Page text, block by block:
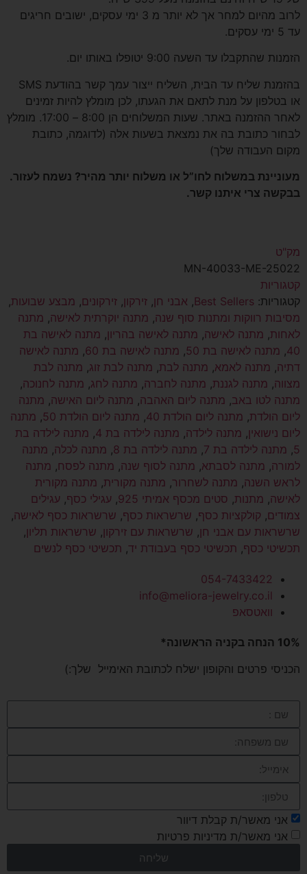
לרוב מהיום למחר אך לא יותר מ 3 ימי עסקים, ישובים חריגים
עד 5 ימי עסקים.
הזמנות שהתקבלו עד השעה 9:00 יטופלו באותו יום.
בהזמנת שליח עד הבית, השליח ייצור עמך קשר בהודעת SMS
או בטלפון על מנת לתאם את הגעתו, לכן מומלץ להיות זמינים
לאחר ההזמנה באתר. שעות המשלוחים הן 8:00 – 17:00. מומלץ
לבחור כתובת בה את נמצאת בשעות אלה (לדוגמה, כתובת
מקום העבודה שלך)
מעוניינת במשלוח לחו”ל או משלוח יותר מהיר? נשמח לעזור.
בבקשה צרי איתנו קשר.
מק"ט
MN-40033-ME-25022
קטגוריות
קטגוריות: Best Sellers
, אבני חן, זירקון, זירקונים, מבצע שבועות,
מסיבות רווקות ומתנות סוף שנה, מתנה יוקרתית לאישה, מתנה
לאחות, מתנה לאישה, מתנה לאישה בהריון, מתנה לאישה בת
40
, מתנה לאישה בת 50 , מתנה לאישה בת 60 , מתנה לאישה
דתיה, מתנה לאמא, מתנה לבת, מתנה לבת זוג, מתנה לבת
מצווה, מתנה לגננת, מתנה לחברה, מתנה לחג, מתנה לחנוכה,
מתנה לטו באב, מתנה ליום האהבה, מתנה ליום האישה, מתנה
ליום הולדת, מתנה ליום הולדת 40 , מתנה ליום הולדת 50 , מתנה
ליום נישואין, מתנה לילדה, מתנה לילדה בת 4 , מתנה לילדה בת
5
, מתנה לילדה בת 7 , מתנה לילדה בת 8 , מתנה לכלה, מתנה
למורה, מתנה לסבתא, מתנה לסוף שנה, מתנה לפסח, מתנה
לראש השנה, מתנה לשחרור, מתנה מקורית, מתנה מקורית
לאישה, מתנות, סטים מכסף אמיתי 925 , עגילי כסף, עגילים
צמודים, קולקציות כסף, שרשראות כסף, שרשראות כסף לאישה,
שרשראות עם אבני חן, שרשראות עם זירקון, שרשראות תליון,
תכשיטי כסף, תכשיטי כסף בעבודת יד, תכשיטי כסף לנשים
054-7433422
info@meliora-jewelry.co.il
וואטסאפ
10% הנחה בקניה הראשונה*
הכניסי פרטים והקופון ישלח לכתובת האימייל שלך:)
אני מאשר/ת קבלת דיוור
אני מאשר/ת מדיניות פרטיות
שליחה